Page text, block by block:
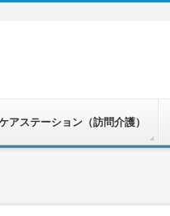
アステーション（訪問介護）